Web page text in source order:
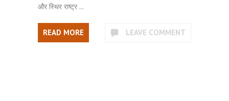
और स्थिर राष्ट्र ...
READ MORE LEAVE COMMENT